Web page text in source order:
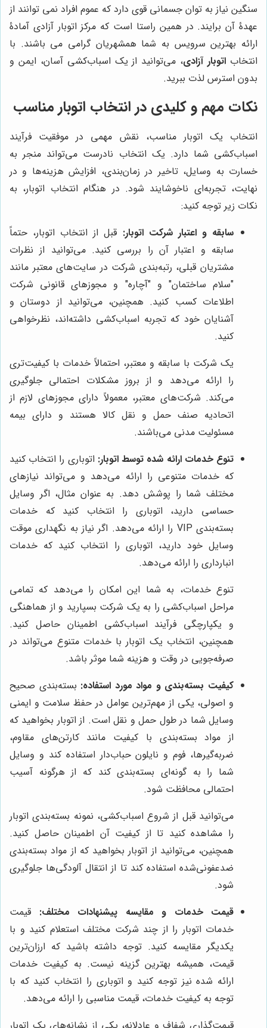
سنگین نیاز به توان جسمانی قوی دارد که عموم افراد نمی توانند از
عهدۀ آن برایند. در همین راستا است که مرکز اتوبار آزادی آمادۀ
ارائه بهترین سرویس به شما همشهریان گرامی می باشند. با
انتخاب اتوبار آزادی، می‌توانید از یک اسباب‌کشی آسان، ایمن و
بدون استرس لذت ببرید.
نکات مهم و کلیدی در انتخاب اتوبار مناسب
انتخاب یک اتوبار مناسب، نقش مهمی در موفقیت فرآیند
اسباب‌کشی شما دارد. یک انتخاب نادرست می‌تواند منجر به
خسارت به وسایل، تاخیر در زمان‌بندی، افزایش هزینه‌ها و در
نهایت، تجربه‌ای ناخوشایند شود. در هنگام انتخاب اتوبار، به
نکات زیر توجه کنید:
سابقه و اعتبار شرکت اتوبار: قبل از انتخاب اتوبار، حتماً
سابقه و اعتبار آن را بررسی کنید. می‌توانید از نظرات
مشتریان قبلی، رتبه‌بندی شرکت در سایت‌های معتبر مانند
"سلام ساختمان" و "آچاره" و مجوزهای قانونی شرکت
اطلاعات کسب کنید. همچنین، می‌توانید از دوستان و
آشنایان خود که تجربه اسباب‌کشی داشته‌اند، نظرخواهی
کنید.
یک شرکت با سابقه و معتبر، احتمالاً خدمات با کیفیت‌تری
را ارائه می‌دهد و از بروز مشکلات احتمالی جلوگیری
می‌کند. شرکت‌های معتبر، معمولاً دارای مجوزهای لازم از
اتحادیه صنف حمل و نقل کالا هستند و دارای بیمه
مسئولیت مدنی می‌باشند.
تنوع خدمات ارائه شده توسط اتوبار: اتوباری را انتخاب کنید
که خدمات متنوعی را ارائه می‌دهد و می‌تواند نیازهای
مختلف شما را پوشش دهد. به عنوان مثال، اگر وسایل
حساسی دارید، اتوباری را انتخاب کنید که خدمات
بسته‌بندی VIP را ارائه می‌دهد. اگر نیاز به نگهداری موقت
وسایل خود دارید، اتوباری را انتخاب کنید که خدمات
انبارداری را ارائه می‌دهد.
تنوع خدمات، به شما این امکان را می‌دهد که تمامی
مراحل اسباب‌کشی را به یک شرکت بسپارید و از هماهنگی
و یکپارچگی فرآیند اسباب‌کشی اطمینان حاصل کنید.
همچنین، انتخاب یک اتوبار با خدمات متنوع می‌تواند در
صرفه‌جویی در وقت و هزینه شما موثر باشد.
کیفیت بسته‌بندی و مواد مورد استفاده: بسته‌بندی صحیح
و اصولی، یکی از مهم‌ترین عوامل در حفظ سلامت و ایمنی
وسایل شما در طول حمل و نقل است. از اتوبار بخواهید که
از مواد بسته‌بندی با کیفیت مانند کارتن‌های مقاوم،
ضربه‌گیرها، فوم و نایلون حباب‌دار استفاده کند و وسایل
شما را به گونه‌ای بسته‌بندی کند که از هرگونه آسیب
احتمالی محافظت شود.
می‌توانید قبل از شروع اسباب‌کشی، نمونه بسته‌بندی اتوبار
را مشاهده کنید تا از کیفیت آن اطمینان حاصل کنید.
همچنین، می‌توانید از اتوبار بخواهید که از مواد بسته‌بندی
ضدعفونی‌شده استفاده کند تا از انتقال آلودگی‌ها جلوگیری
شود.
قیمت خدمات و مقایسه پیشنهادات مختلف: قیمت
خدمات اتوبار را از چند شرکت مختلف استعلام کنید و با
یکدیگر مقایسه کنید. توجه داشته باشید که ارزان‌ترین
قیمت، همیشه بهترین گزینه نیست. به کیفیت خدمات
ارائه شده نیز توجه کنید و اتوباری را انتخاب کنید که با
توجه به کیفیت خدمات، قیمت مناسبی را ارائه می‌دهد.